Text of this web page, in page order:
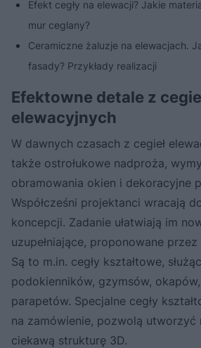
Efekt cegły na elewacji? Jakie
mur ceglany?
Ceramiczne żaluzje na elewacjach.
fasady? Przykłady realizacji
Efektowne detale z
elewacyjnych
W dawnych czasach z cegieł
także ostrołukowe nadproża,
obramowania okien i dekoracyjne
Współcześni projektanci wracają
koncepcji. Zadanie ułatwiają im
uzupełniające, proponowane
Są to m.in. cegły kształtowe,
podokienników, gzymsów,
parapetów. Specjalne cegły
na zamówienie, pozwolą utworzyć
ciekawą strukturę 3D.